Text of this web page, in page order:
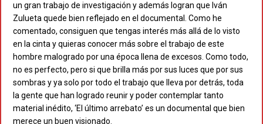
un gran trabajo de investigación y además logran que Iván
Zulueta quede bien reflejado en el documental. Como he
comentado, consiguen que tengas interés más allá de lo visto
en la cinta y quieras conocer más sobre el trabajo de este
hombre malogrado por una época llena de excesos. Como todo,
no es perfecto, pero si que brilla más por sus luces que por sus
sombras y ya solo por todo el trabajo que lleva por detrás, toda
la gente que han logrado reunir y poder contemplar tanto
material inédito, ‘El último arrebato’ es un documental que bien
merece un buen visionado.